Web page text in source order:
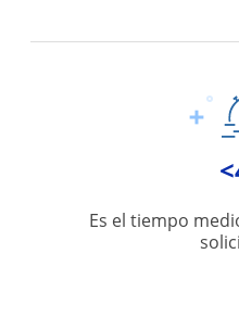
Es el tiempo